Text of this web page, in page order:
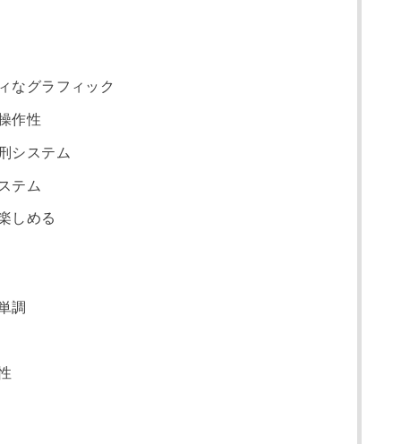
なグラフィック
作性
システム
テム
しめる
調